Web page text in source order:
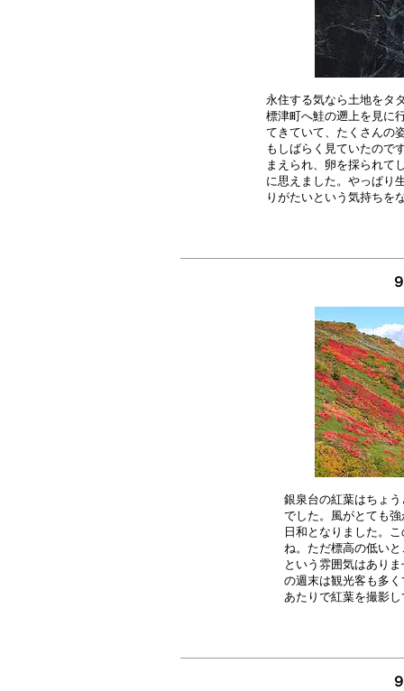
永住する気なら土地をタ
標津町へ鮭の遡上を見に
てきていて、たくさんの
もしばらく見ていたので
まえられ、卵を採られて
に思えました。やっぱり
銀泉台の紅葉はちょ
でした。風がとても
日和となりました。
ね。ただ標高の低い
という雰囲気はあり
の週末は観光客も多